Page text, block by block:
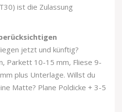
ist die Zulassung
jetzt und künftig?
Parkett 10-15 mm, Fliese 9-
plus Unterlage. Willst du
Matte? Plane Poldicke + 3-5